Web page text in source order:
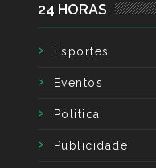
24 HORAS
Esportes
Eventos
Politica
Publicidade